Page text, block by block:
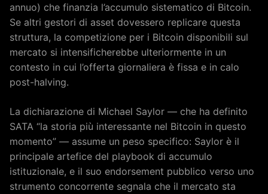
annuo) che finanzia l’accumulo sistematico di Bitcoin.
Se altri gestori di asset dovessero replicare questa
struttura, la competizione per i Bitcoin disponibili sul
mercato si intensificherebbe ulteriormente in un
contesto in cui l’offerta giornaliera è fissa e in calo
post-halving.
La dichiarazione di Michael Saylor — che ha definito
SATA “la storia più interessante nel Bitcoin in questo
momento” — assume un peso specifico: Saylor è il
principale artefice del playbook di accumulo
istituzionale, e il suo endorsement pubblico verso uno
strumento concorrente segnala che il mercato sta